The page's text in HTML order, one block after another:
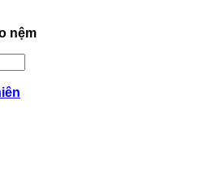
nệm